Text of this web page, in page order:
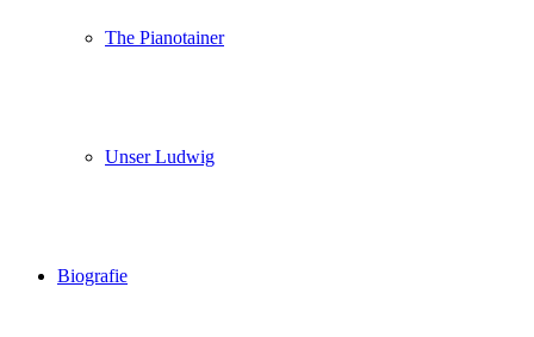
The Pianotainer
Unser Ludwig
Biografie